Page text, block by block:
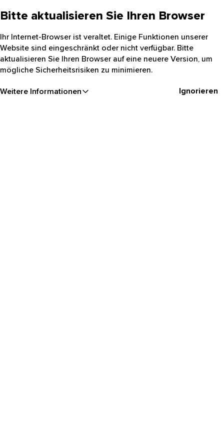
Bitte aktualisieren Sie Ihren Browser
Ihr Internet-Browser ist veraltet. Einige Funktionen unserer
Website sind eingeschränkt oder nicht verfügbar. Bitte
aktualisieren Sie Ihren Browser auf eine neuere Version, um
mögliche Sicherheitsrisiken zu minimieren.
Weitere Informationen Ignorieren